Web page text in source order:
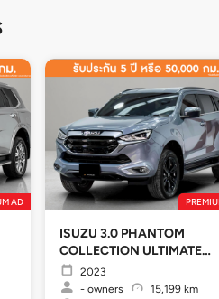
AD
ISUZU 3.0 PHANTOM
COLLECTION ULTIMATE
4WD2023
- owners
15,199 km